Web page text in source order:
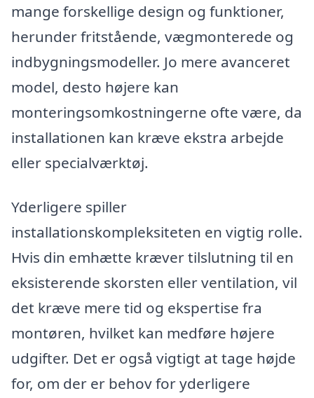
mange forskellige design og funktioner,
herunder fritstående, vægmonterede og
indbygningsmodeller. Jo mere avanceret
model, desto højere kan
monteringsomkostningerne ofte være, da
installationen kan kræve ekstra arbejde
eller specialværktøj.
Yderligere spiller
installationskompleksiteten en vigtig rolle.
Hvis din emhætte kræver tilslutning til en
eksisterende skorsten eller ventilation, vil
det kræve mere tid og ekspertise fra
montøren, hvilket kan medføre højere
udgifter. Det er også vigtigt at tage højde
for, om der er behov for yderligere